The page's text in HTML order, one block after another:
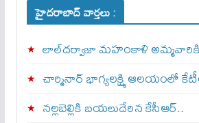
హైదరాబాద్ వార్తలు :
లాల్‌దర్వాజా మహంకాళి
చార్మినార్‌ భాగ్యలక్ష్మి ఆలయంలో
నల్లబెల్లికి బయలుదేరిన కేసీఆర్‌..